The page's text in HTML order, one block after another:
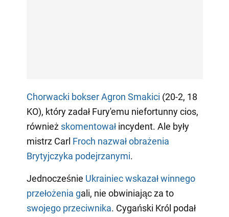
Chorwacki bokser Agron Smakici (20-2, 18
KO), który zadał Fury'emu niefortunny cios,
również skomentowałincydent. Ale były
mistrz Carl Froch nazwał obrażenia
Brytyjczyka podejrzanymi.
Jednocześnie Ukrainiec wskazał winnego
przełożenia gali, nie obwiniając za to
swojego przeciwnika. Cygański Król podał